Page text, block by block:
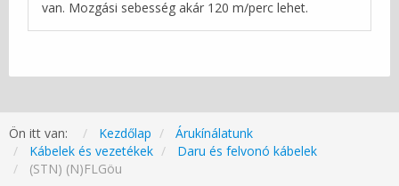
van. Mozgási sebesség akár 120 m/perc lehet.
Ön itt van: Kezdőlap
Árukínálatunk
Kábelek és vezetékek
Daru és felvonó kábelek
(STN) (N)FLGöu